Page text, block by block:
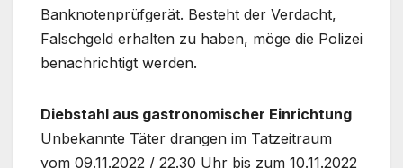
Banknotenprüfgerät. Besteht der Verdacht,
Falschgeld erhalten zu haben, möge die Polizei
benachrichtigt werden.
Diebstahl aus gastronomischer Einrichtung
Unbekannte Täter drangen im Tatzeitraum
vom 09.11.2022 / 22.30 Uhr bis zum 10.11.2022